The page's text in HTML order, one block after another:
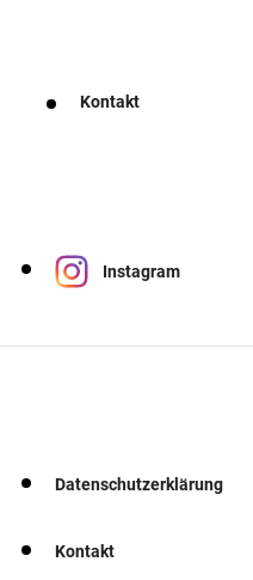
Kontakt
Instagram
Datenschutzerklärung
Kontakt